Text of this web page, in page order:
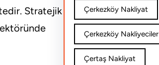
Stratejik
Çerkezköy Nakliyat
Çerkezköy Nakliyeciler
Çertaş Nakliyat